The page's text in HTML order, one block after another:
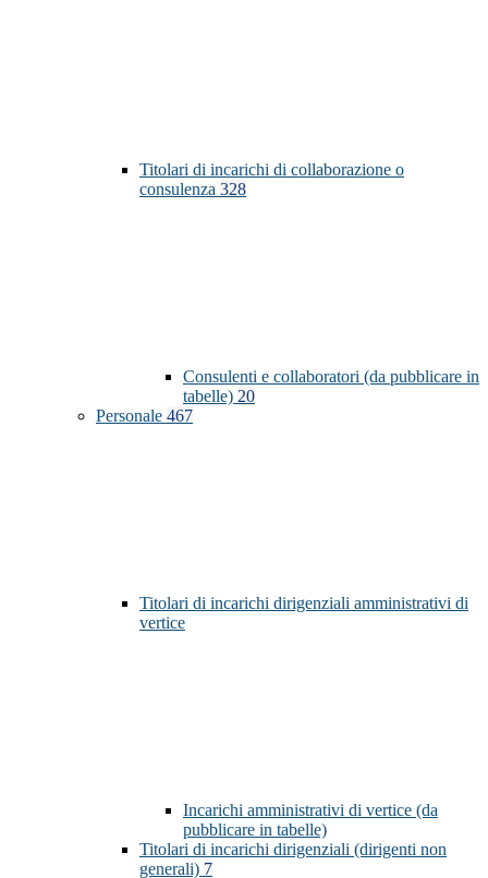
Titolari di incarichi di collaborazione o
consulenza 328
Consulenti e collaboratori (da pubblicare in
tabelle) 20
Personale 467
Titolari di incarichi dirigenziali amministrativi di
vertice
Incarichi amministrativi di vertice (da
pubblicare in tabelle)
Titolari di incarichi dirigenziali (dirigenti non
generali) 7